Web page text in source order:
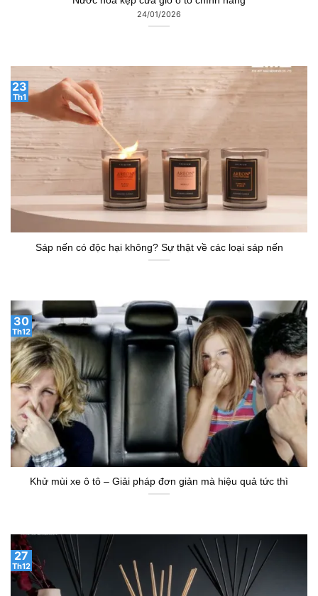
24/01/2026
Sáp nến có độc hại không? Sự thật về các loại sáp nến
23
Th1
Khử mùi xe ô tô – Giải pháp đơn giản mà hiệu quả tức thì
30
Th12
27
Th12